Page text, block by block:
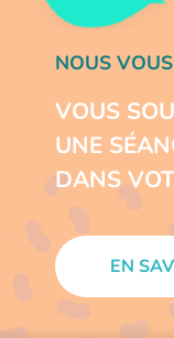
NOUS
VOUS
UNE
DANS
EN